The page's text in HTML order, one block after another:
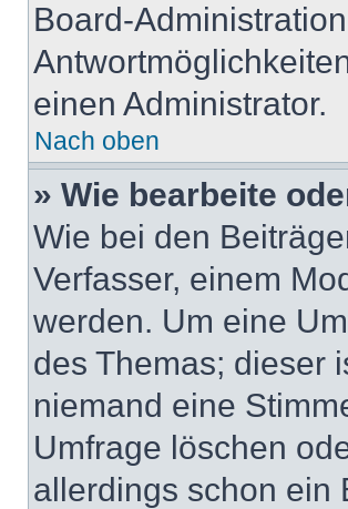
Board-
einen Administrator.
Nach oben
» Wie bearbeite
Wie bei den
Verfasser, einem
werden. Um eine
des Themas; dieser
niemand eine
Umfrage löschen
allerdings schon ein